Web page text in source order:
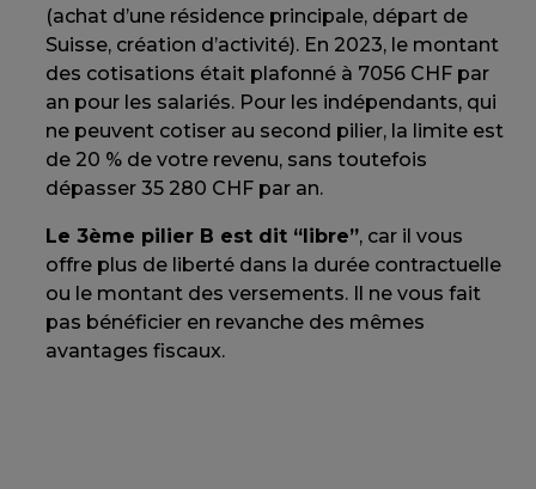
(achat d’une résidence principale, départ de
Suisse, création d’activité). En 2023, le montant
des cotisations était plafonné à 7056 CHF par
an pour les salariés. Pour les indépendants, qui
ne peuvent cotiser au second pilier, la limite est
de 20 % de votre revenu, sans toutefois
dépasser 35 280 CHF par an.
Le 3ème pilier B est dit “libre”, car il vous
offre plus de liberté dans la durée contractuelle
ou le montant des versements. Il ne vous fait
pas bénéficier en revanche des mêmes
avantages fiscaux.